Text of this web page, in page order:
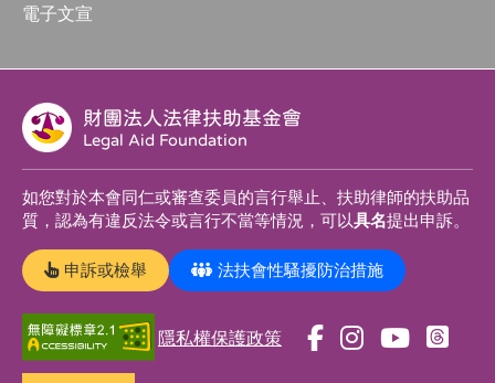
電子文宣
財團法人法律扶助基金會
Legal Aid Foundation
如您對於本會同仁或審查委員的言行舉止、扶助律師的扶助品
質，認為有違反法令或言行不當等情況，可以具名提出申訴。
申訴或檢舉 法扶會性騷擾防治措施
隱私權保護政策